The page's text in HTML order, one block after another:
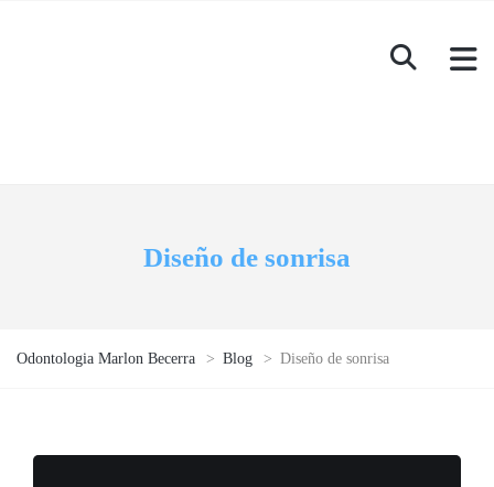
Diseño de sonrisa
Odontologia Marlon Becerra > Blog > Diseño de sonrisa